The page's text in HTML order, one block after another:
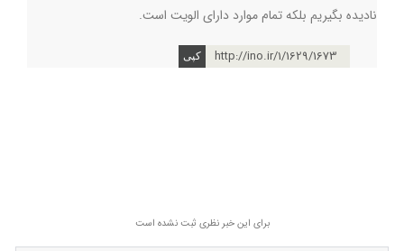
نادیده بگیریم بلکه تمام موارد دارای الویت است.
http://ino.ir/1/1629/1673
برای این خبر نظری ثبت نشده است